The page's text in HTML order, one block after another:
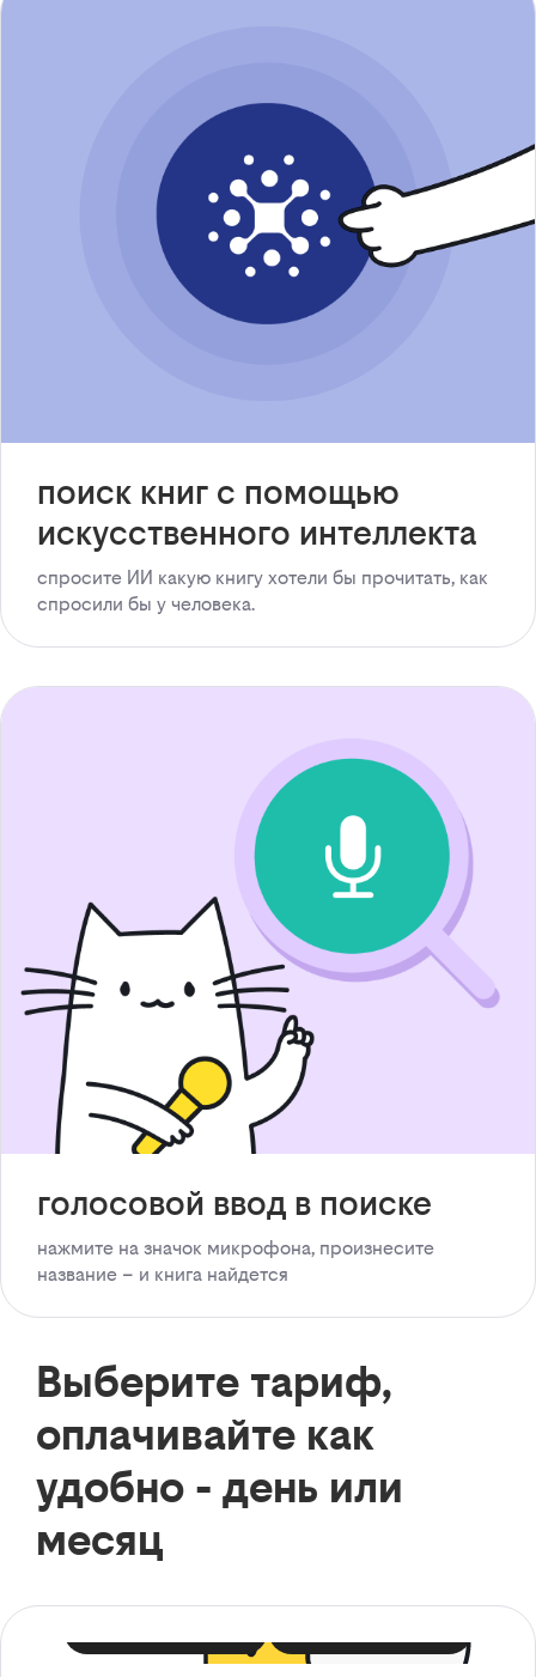
поиск книг с помощью
искусственного интеллекта
спросите ИИ какую книгу хотели бы прочитать, как
спросили бы у человека.
голосовой ввод в поиске
нажмите на значок микрофона, произнесите
название – и книга найдется
Выберите тариф,
оплачивайте как
удобно - день или
месяц